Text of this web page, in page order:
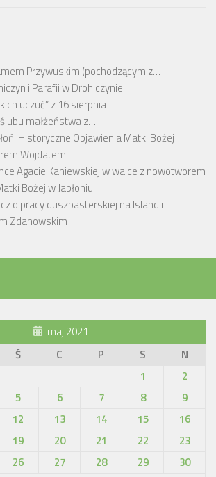
Przywuskim (pochodzącym z…
i Parafii w Drohiczynie
uczuć” z 16 sierpnia
małżeństwa z…
Historyczne Objawienia Matki Bożej
Wojdatem
Agacie Kaniewskiej w walce z nowotworem
Bożej w Jabłoniu
o pracy duszpasterskiej na Islandii
Zdanowskim
maj 2021
Ś C P S
N
1
2
5 6 7 8
9
12 13 14 15
16
19 20 21 22
23
26 27 28 29
30